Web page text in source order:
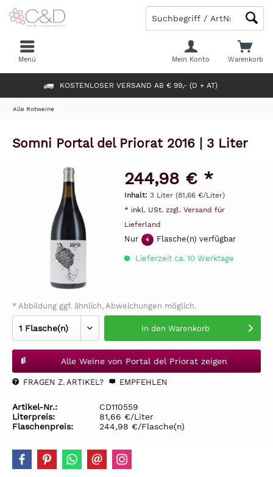
KOSTENLOSER VERSAND AB € 99,- (D + AT)
Warenkorb
Mein Konto
Menü
Alle Rotweine
Somni Portal del Priorat 2016 | 3 Liter
244,98 € *
Inhalt: 3 Liter (81,66 €/Liter)
* inkl. USt. zzgl. Versand für
Lieferland
Nur 4 Flasche(n) verfügbar
Lieferzeit ca. 10 Werktage
* Abbildung ggf. ähnlich, Abweichungen möglich.
In den Warenkorb
Alle Weine von Portal del Priorat zeigen
FRAGEN Z. ARTIKEL? EMPFEHLEN
Artikel-Nr.:
CD110559
Literpreis:
81,66 €/Liter
Flaschenpreis:
244,98 €/Flasche(n)